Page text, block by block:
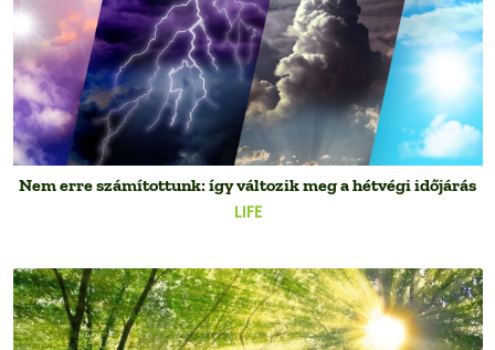
LIFE
Nem erre számítottunk: így változik meg a hétvégi időjárás